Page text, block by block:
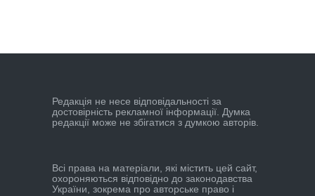
Редакцiя не несе вiдповiдальностi за
достовiрнiсть рекламної iнформацiї. Думка
редакцiї може не збiгатися з думкою авторiв.
Всі права на матеріали, які містить цей сайт,
охороняються відповідно до законодавства
України, зокрема про авторське право і